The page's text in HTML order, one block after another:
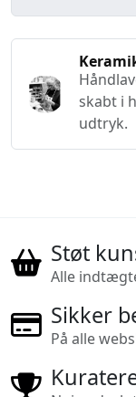
skabt i
udtryk.
Støt
Alle
Sikker
På alle